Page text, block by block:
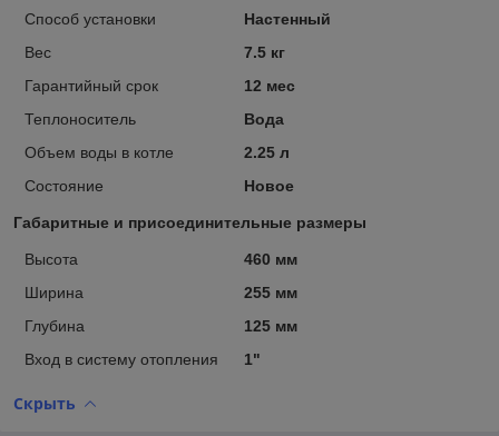
Способ установки
Настенный
Вес
7.5 кг
Гарантийный срок
12 мес
Теплоноситель
Вода
Объем воды в котле
2.25 л
Состояние
Новое
Габаритные и присоединительные размеры
Высота
460 мм
Ширина
255 мм
Глубина
125 мм
Вход в систему отопления
1"
Скрыть